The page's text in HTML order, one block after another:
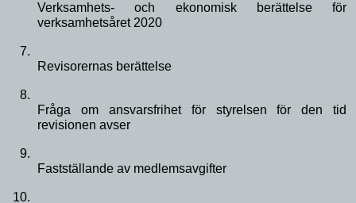
Verksamhets- och ekonomisk berättelse för
verksamhetsåret 2020
Revisorernas berättelse
Fråga om ansvarsfrihet för styrelsen för den tid
revisionen avser
Fastställande av medlemsavgifter